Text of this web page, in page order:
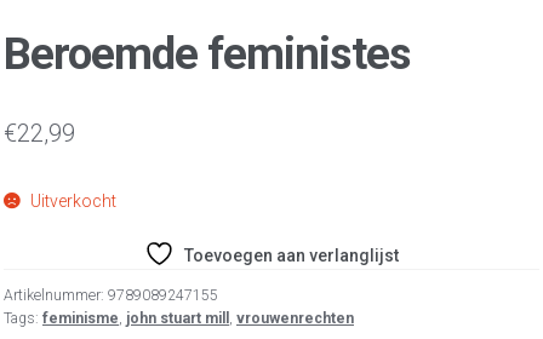
Beroemde feministes
€22,99
Uitverkocht
Toevoegen aan verlanglijst
Artikelnummer: 9789089247155
Tags: feminisme, john stuart mill , vrouwenrechten